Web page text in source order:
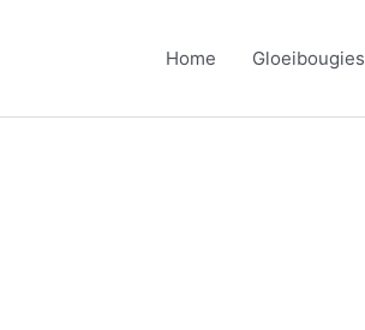
Home Gloeibougies